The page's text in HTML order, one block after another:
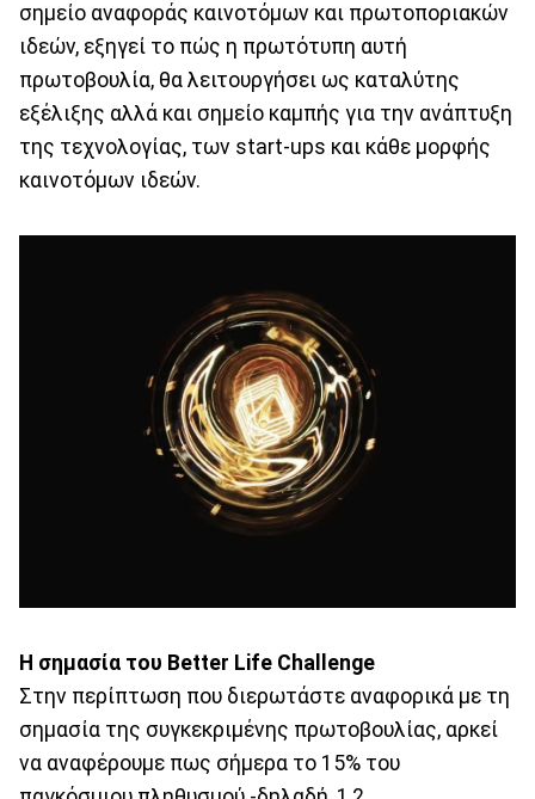
σημείο αναφοράς καινοτόμων και πρωτοποριακών
ιδεών, εξηγεί το πώς η πρωτότυπη αυτή
πρωτοβουλία, θα λειτουργήσει ως καταλύτης
εξέλιξης αλλά και σημείο καμπής για την ανάπτυξη
της τεχνολογίας, των start-ups και κάθε μορφής
καινοτόμων ιδεών.
Η σημασία του Better Life Challenge
Στην περίπτωση που διερωτάστε αναφορικά με τη
σημασία της συγκεκριμένης πρωτοβουλίας, αρκεί
να αναφέρουμε πως σήμερα το 15% του